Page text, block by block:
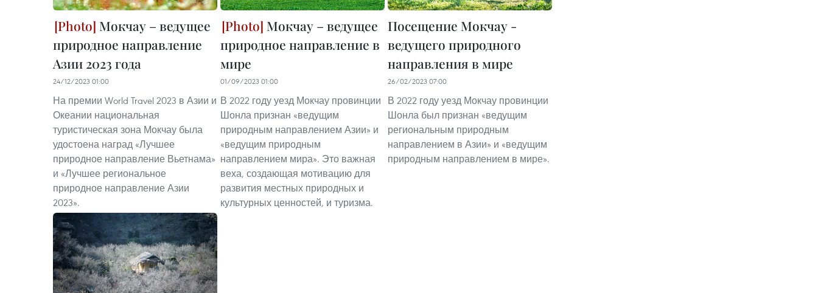
Мокчау – ведущее
природное направление
Азии 2023 года
24/12/2023 01:00
На премии World Travel 2023 в Азии и
Океании национальная
туристическая зона Мокчау была
удостоена наград «Лучшее
природное направление Вьетнама»
и «Лучшее региональное
природное направление Азии
2023».
Мокчау – ведущее
природное направление в
мире
01/09/2023 01:00
В 2022 году уезд Мокчау провинции
Шонла признан «ведущим
природным направлением Азии» и
«ведущим природным
направлением мира». Это важная
веха, создающая мотивацию для
развития местных природных и
культурных ценностей, и туризма.
Посещение Мокчау -
ведущего природного
направления в мире
26/02/2023 07:00
В 2022 году уезд Мокчау провинции
Шонла был признан «ведущим
региональным природным
направлением в Азии» и «ведущим
природным направлением в мире».